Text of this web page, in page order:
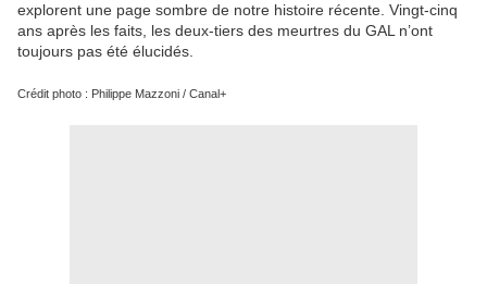
explorent une page sombre de notre histoire récente. Vingt-cinq
ans après les faits, les deux-tiers des meurtres du GAL n’ont
toujours pas été élucidés.
Crédit photo : Philippe Mazzoni / Canal+